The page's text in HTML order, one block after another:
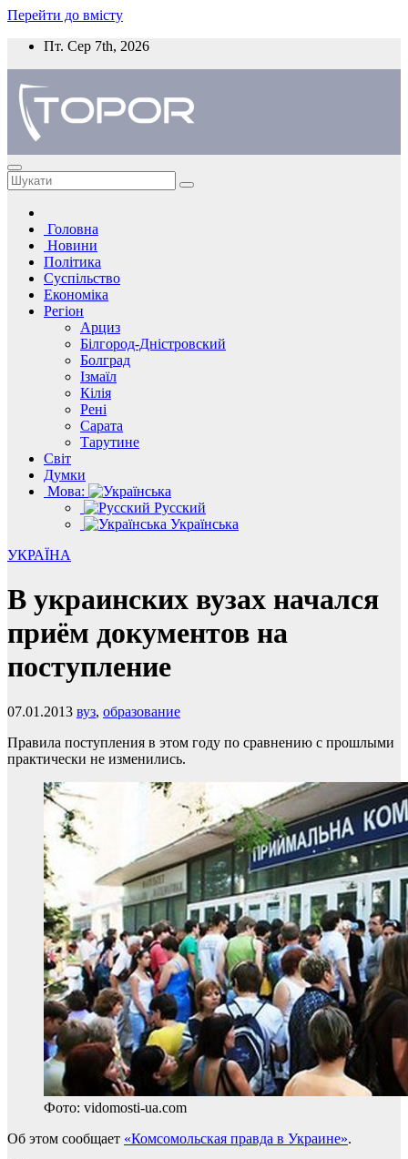
Перейти до вмісту
Пт. Сер 7th, 2026
Головна
Новини
Політика
Суспільство
Економіка
Регіон
Арциз
Білгород-Дністровский
Болград
Ізмаїл
Кілія
Рені
Сарата
Тарутине
Світ
Думки
Мова:
Русский
Українська
УКРАЇНА
В украинских вузах начался
приём документов на
поступление
07.01.2013 вуз, образование
Правила поступления в этом году по сравнению с прошлыми
практически не изменились.
Фото: vidomosti-ua.com
Об этом сообщает «Комсомольская правда в Украине».